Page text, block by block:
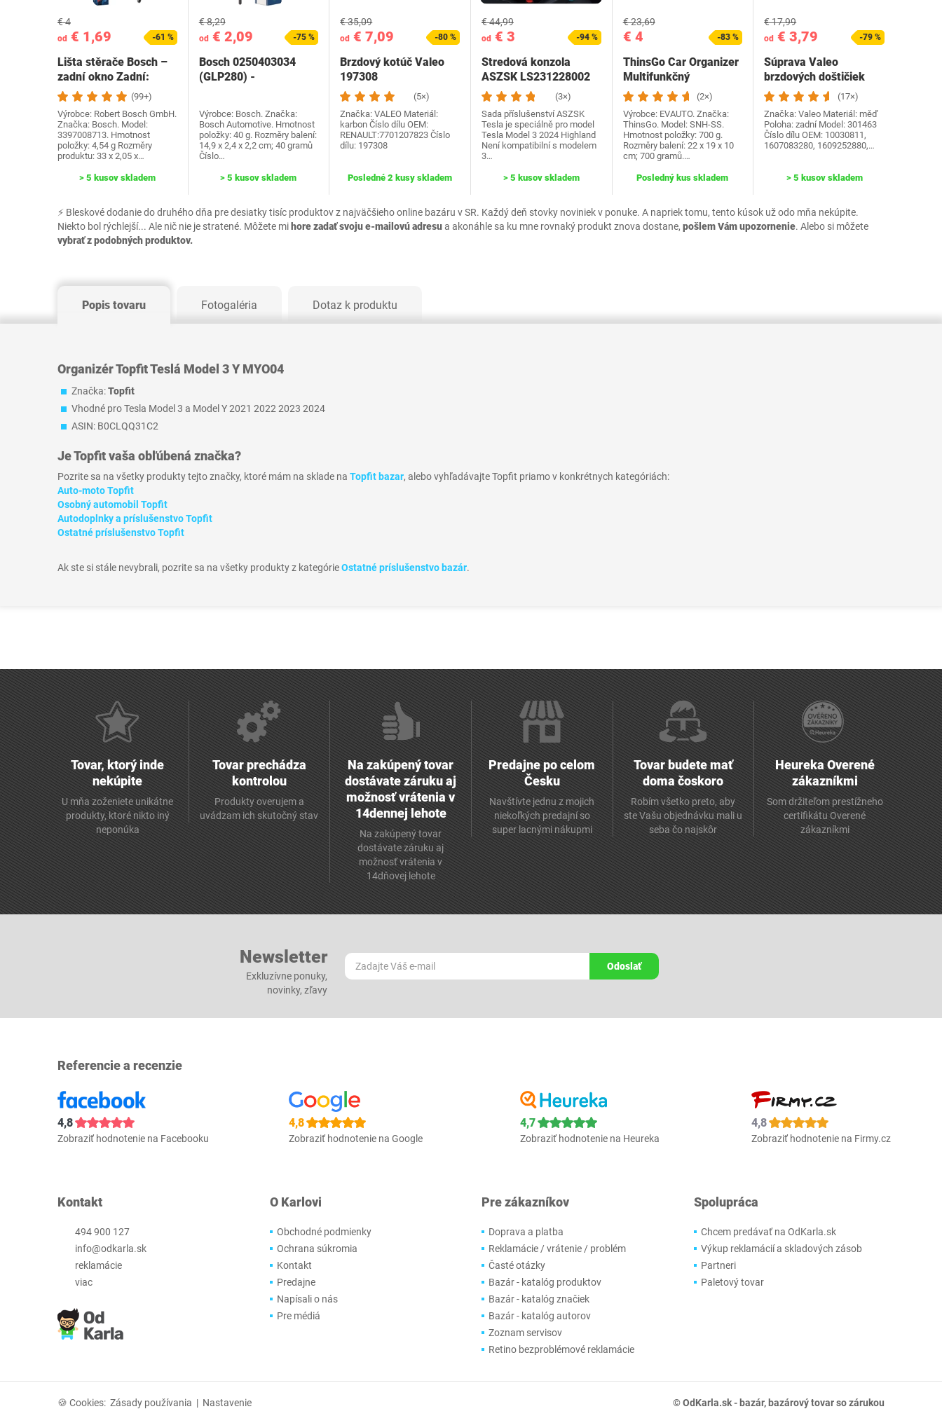
⚡ Bleskové dodanie do druhého dňa pre desiatky tisíc produktov z najväčšieho online bazáru v SR. Každý deň stovky noviniek v ponuke. A napriek tomu, tento kúsok už odo mňa nekúpite.
Niekto bol rýchlejší... Ale nič nie je stratené. Môžete mihore zadať svoju e-mailovú adresua akonáhle sa ku mne rovnaký produkt znova dostane, pošlem Vám upozornenie. Alebo si môžete
vybrať z podobných produktov.
od € 1,69
€ 4
-61 %
Lišta stěrače Bosch –
zadní okno Zadní:
A331H, Délka: 330…
(99+)
Výrobce: Robert Bosch GmbH.
Značka: Bosch. Model:
3397008713. Hmotnost
položky: 4,54 g Rozměry
produktu: 33 x 2,05 x…
> 5 kusov skladem
od€ 2,09
€ 8,29
-75 %
Bosch 0250403034
(GLP280) -
Výrobce: Bosch. Značka:
Bosch Automotive. Hmotnost
položky: 40 g. Rozměry balení:
14,9 x 2,4 x 2,2 cm; 40 gramů
Číslo…
> 5 kusov skladem
od € 7,09
€ 35,09
-80 %
Brzdový kotúč Valeo
‎197308
(5×)
Značka: VALEO Materiál:
karbon Číslo dílu OEM:
RENAULT:7701207823 Číslo
dílu: ‎197308
Posledné 2 kusy skladem
od€ 3
€ 44,99
-94 %
Stredová konzola
ASZSK LS231228002
(3×)
Sada příslušenství ASZSK
Tesla je speciálně pro model
Tesla Model 3 2024 Highland
Není kompatibilní s modelem
3…
> 5 kusov skladem
€ 4
€ 23,69
-83 %
ThinsGo Car Organizer
Multifunkčný
(2×)
Výrobce: ‎EVAUTO. Značka:
ThinsGo. Model: ‎SNH-SS.
Hmotnost položky: 700 g.
Rozměry balení: 22 x 19 x 10
cm; 700 gramů.…
Posledný kus skladem
od € 3,79
€ 17,99
-79 %
Súprava Valeo
brzdových doštičiek
(17×)
Značka: Valeo Materiál: měď
Poloha: zadní Model: ‎301463
Číslo dílu OEM‎: 10030811,
1607083280, 1609252880,…
> 5 kusov skladem
Popis tovaru Fotogaléria Dotaz k produktu
Organizér Topfit Teslá Model 3 Y MYO04
Značka:Topfit
Vhodné pro Tesla Model 3 a Model Y 2021 2022 2023 2024
ASIN: B0CLQQ31C2
JeTopfitvaša obľúbená značka?
Pozrite sa na všetky produkty tejto značky, ktoré mám na sklade na Topfit bazar, alebo vyhľadávajte Topfit priamo v konkrétnych kategóriách:
Auto-moto Topfit
Osobný automobil Topfit
Autodoplnky a príslušenstvo Topfit
Ostatné príslušenstvo Topfit
Ak ste si stále nevybrali, pozrite sa na všetky produkty z kategórieOstatné príslušenstvo bazár.
Tovar, ktorý inde
nekúpite
U mňa zoženiete unikátne
produkty, ktoré nikto iný
neponúka
Tovar prechádza
kontrolou
Produkty overujem a
uvádzam ich skutočný stav
Na zakúpený tovar
dostávate záruku aj
možnosť vrátenia v
14dennej lehote
Na zakúpený tovar
dostávate záruku aj
možnosť vrátenia v
14dňovej lehote
Predajne po celom
Česku
Navštívte jednu z mojich
niekoľkých predajní so
super lacnými nákupmi
Tovar budete mať
doma čoskoro
Robím všetko preto, aby
ste Vašu objednávku mali u
seba čo najskôr
Heureka Overené
zákazníkmi
Som držiteľom prestížneho
certifikátu Overené
zákazníkmi
Newsletter
Exkluzívne ponuky,
novinky, zľavy
Odoslať
Referencie a recenzie
4,8
Zobraziť hodnotenie na Facebooku
4,8
Zobraziť hodnotenie na Google
4,7
Zobraziť hodnotenie na Heureka
4,8
Zobraziť hodnotenie na Firmy.cz
Kontakt
494 900 127
info@odkarla.sk
reklamácie
viac
O Karlovi
Obchodné podmienky
Ochrana súkromia
Kontakt
Predajne
Napísali o nás
Pre médiá
Pre zákazníkov
Doprava a platba
Reklamácie / vrátenie / problém
Časté otázky
Bazár - katalóg produktov
Bazár - katalóg značiek
Bazár - katalóg autorov
Zoznam servisov
Retino bezproblémové reklamácie
Spolupráca
Chcem predávať na OdKarla.sk
Výkup reklamácií a skladových zásob
Partneri
Paletový tovar
🍪 Cookies: Zásady používania | Nastavenie © OdKarla.sk - bazár, bazárový tovar so zárukou